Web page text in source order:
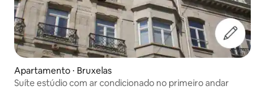
Apartamento ⋅ Bruxelas
Suíte estúdio com ar condicionado no primeiro andar